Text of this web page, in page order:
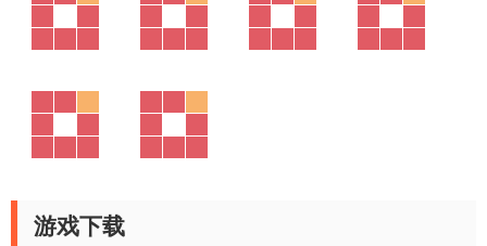
游戏下载